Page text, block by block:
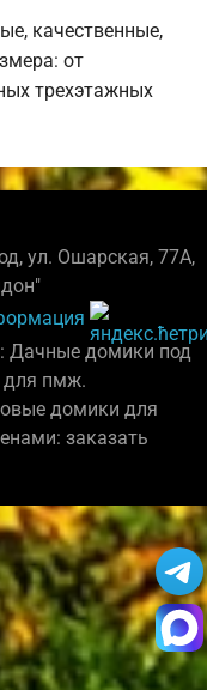
качественные,
от
трехэтажных
ул. Ошарская, 77А,
Дачные домики под
для пмж.
домики для
заказать